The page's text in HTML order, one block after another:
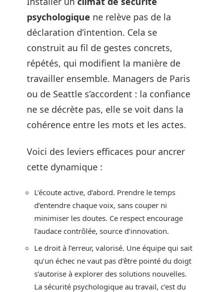
psychologique ne relève pas de la
déclaration d’intention. Cela se
construit au fil de gestes concrets,
répétés, qui modifient la manière de
travailler ensemble. Managers de Paris
ou de Seattle s’accordent : la confiance
ne se décrète pas, elle se voit dans la
cohérence entre les mots et les actes.
Voici des leviers efficaces pour ancrer
cette dynamique :
L’écoute active, d’abord. Prendre le temps
d’entendre chaque voix, sans couper ni
minimiser les doutes. Ce respect encourage
l’audace contrôlée, source d’innovation.
Le droit à l’erreur, valorisé. Une équipe qui sait
qu’un échec ne vaut pas d’être pointé du doigt
s’autorise à explorer des solutions nouvelles.
La sécurité psychologique au travail, c’est du